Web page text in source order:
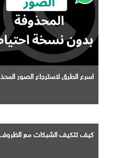
اسرع الطرق لاسترجاع الصور
كيف تتكيف الشبكات مع الظروف